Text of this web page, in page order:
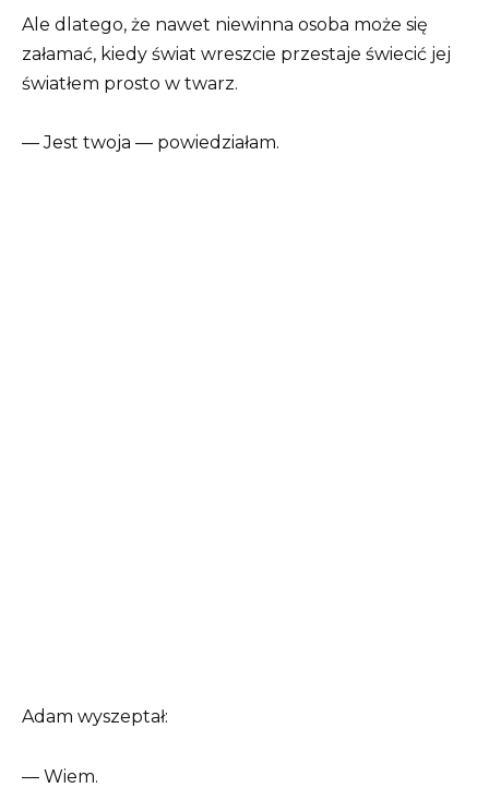
Ale dlatego, że nawet niewinna osoba może się
załamać, kiedy świat wreszcie przestaje świecić jej
światłem prosto w twarz.
— Jest twoja — powiedziałam.
Adam wyszeptał:
— Wiem.